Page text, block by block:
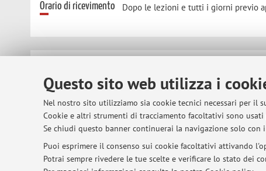
Questo sito web utilizza i
Nel nostro sito utilizziamo sia cookie tecnici necessari per il
Cookie e altri strumenti di tracciamento facoltativi sono
Se chiudi questo banner continuerai la navigazione solo con
Puoi esprimere il consenso sui cookie facoltativi attivando
Potrai sempre rivedere le tue scelte e verificare lo stato dei
Orario di ricevimento Dopo le lezioni e tutti i giorni previo